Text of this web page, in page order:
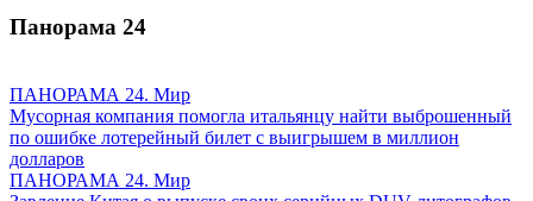
Панорама 24
ПАНОРАМА 24. Мир
Мусорная компания помогла итальянцу найти выброшенный
по ошибке лотерейный билет с выигрышем в миллион
долларов
ПАНОРАМА 24. Мир